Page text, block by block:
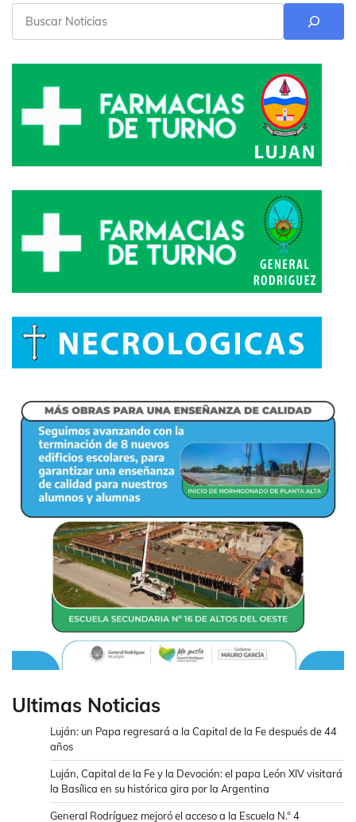
Ultimas Noticias
Luján: un Papa regresará a la Capital de la Fe después de 44
años
Luján, Capital de la Fe y la Devoción: el papa León XIV visitará
la Basílica en su histórica gira por la Argentina
General Rodríguez mejoró el acceso a la Escuela N.° 4